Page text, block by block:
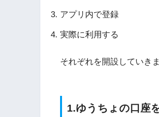
アプリ内で登録
実際に利用する
それぞれを開設していきま
1.ゆうちょの口座